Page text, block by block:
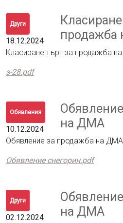
Други
18.12.2024
Класиране търг за продажба
з-28.pdf
Обявления
10.12.2024
на ДМА
Обявление за продажба на ДМА
Обявление снегорин.pdf
Други
02.12.2024
на ДМА